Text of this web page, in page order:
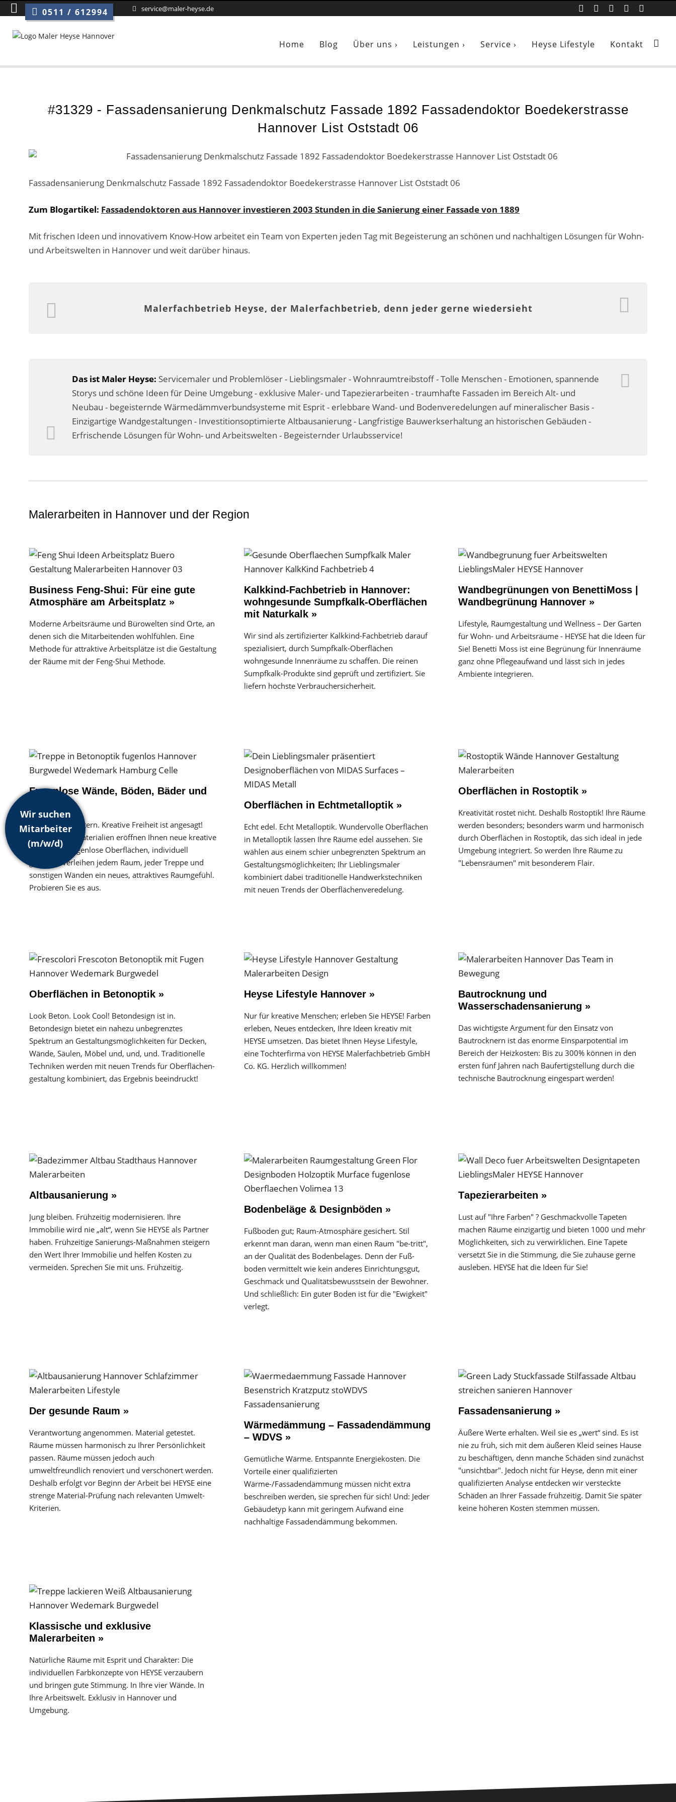
Sie sind hier:Fassadensanierung Denkmalschutz Fassade 1892 Fassadendoktor Boedekerstrasse Hannover List Oststadt 06
0511 / 612994 service@maler-heyse.de
Home Blog Über uns › Leistungen › Service › Heyse Lifestyle Kontakt
#31329 - Fassadensanierung Denkmalschutz Fassade 1892 Fassadendoktor Boedekerstrasse
Hannover List Oststadt 06
Fassadensanierung Denkmalschutz Fassade 1892 Fassadendoktor Boedekerstrasse Hannover List Oststadt 06
Zum Blogartikel: Fassadendoktoren aus Hannover investieren 2003 Stunden in die Sanierung einer Fassade von 1889
Mit frischen Ideen und innovativem Know-How arbeitet ein Team von Experten jeden Tag mit Begeisterung an schönen und nachhaltigen Lösungen für Wohn-
und Arbeitswelten in Hannover und weit darüber hinaus.
Malerfachbetrieb Heyse, der Malerfachbetrieb, denn jeder gerne wiedersieht
Das ist Maler Heyse: Servicemaler und Problemlöser - Lieblingsmaler - Wohnraumtreibstoff - Tolle Menschen - Emotionen, spannende
Storys und schöne Ideen für Deine Umgebung - exklusive Maler- und Tapezierarbeiten - traumhafte Fassaden im Bereich Alt- und
Neubau - begeisternde Wärmedämmverbundsysteme mit Esprit - erlebbare Wand- und Bodenveredelungen auf mineralischer Basis -
Einzigartige Wandgestaltungen - Investitionsoptimierte Altbausanierung - Langfristige Bauwerkserhaltung an historischen Gebäuden -
Erfrischende Lösungen für Wohn- und Arbeitswelten - Begeisternder Urlaubsservice!
Malerarbeiten in Hannover und der Region
Business Feng-Shui: Für eine gute
Atmosphäre am Arbeitsplatz »
Moderne Arbeitsräume und Bürowelten sind Orte, an
denen sich die Mitarbeitenden wohlfühlen. Eine
Methode für attraktive Arbeitsplätze ist die Gestaltung
der Räume mit der Feng-Shui Methode.
Kalkkind-Fachbetrieb in Hannover:
wohngesunde Sumpfkalk-Oberflächen
mit Naturkalk »
Wir sind als zertifizierter Kalkkind-Fachbetrieb darauf
spezialisiert, durch Sumpfkalk-Oberflächen
wohngesunde Innenräume zu schaffen. Die reinen
Sumpfkalk-Produkte sind geprüft und zertifiziert. Sie
liefern höchste Verbrauchersicherheit.
Wandbegrünungen von BenettiMoss |
Wandbegrünung Hannover »
Lifestyle, Raumgestaltung und Wellness – Der Garten
für Wohn- und Arbeitsräume - HEYSE hat die Ideen für
Sie! Benetti Moss ist eine Begrünung für Innenräume
ganz ohne Pflegeaufwand und lässt sich in jedes
Ambiente integrieren.
Fugenlose Wände, Böden, Bäder und
Treppen »
Farblos war gestern. Kreative Freiheit ist angesagt!
Hochwertige Materialien eröffnen Ihnen neue kreative
Freiheiten. Fugenlose Oberflächen, individuell
gestaltet, verleihen jedem Raum, jeder Treppe und
sonstigen Wänden ein neues, attraktives Raumgefühl.
Probieren Sie es aus.
Oberflächen in Echtmetalloptik »
Echt edel. Echt Metalloptik. Wundervolle Oberflächen
in Metalloptik lassen Ihre Räume edel aussehen. Sie
wählen aus einem schier unbegrenzten Spektrum an
Gestaltungs­möglichkeiten; Ihr Lieblingsmaler
kombiniert dabei traditionelle Handwerks­techniken
mit neuen Trends der Oberflächen­veredelung.
Oberflächen in Rostoptik »
Kreativität rostet nicht. Deshalb Rostoptik! Ihre Räume
werden besonders; besonders warm und harmonisch
durch Oberflächen in Rostoptik, das sich ideal in jede
Umgebung integriert. So werden Ihre Räume zu
"Lebensräumen" mit besonderem Flair.
Oberflächen in Betonoptik »
Look Beton. Look Cool! Betondesign ist in.
Betondesign bietet ein nahezu unbegrenztes
Spektrum an Gestaltungs­möglichkeiten für Decken,
Wände, Säulen, Möbel und, und, und. Traditionelle
Techniken werden mit neuen Trends für Oberflächen­
gestaltung kombiniert, das Ergebnis beeindruckt!
Heyse Lifestyle Hannover »
Nur für kreative Menschen; erleben Sie HEYSE! Farben
erleben, Neues entdecken, Ihre Ideen kreativ mit
HEYSE umsetzen. Das bietet Ihnen Heyse Lifestyle,
eine Tochterfirma von HEYSE Malerfachbetrieb GmbH
Co. KG. Herzlich willkommen!
Bautrocknung und
Wasserschadensanierung »
Das wichtigste Argument für den Einsatz von
Bautrocknern ist das enorme Einsparpotential im
Bereich der Heizkosten: Bis zu 300% können in den
ersten fünf Jahren nach Baufertigstellung durch die
technische Bautrocknung eingespart werden!
Altbausanierung »
Jung bleiben. Frühzeitig modernisieren. Ihre
Immobilie wird nie „alt“, wenn Sie HEYSE als Partner
haben. Frühzeitige Sanierungs-Maßnahmen steigern
den Wert Ihrer Immobilie und helfen Kosten zu
vermeiden. Sprechen Sie mit uns. Frühzeitig.
Bodenbeläge & Designböden »
Fußboden gut; Raum-Atmosphäre gesichert. Stil
erkennt man daran, wenn man einen Raum "be-tritt",
an der Qualität des Boden­belages. Denn der Fuß­
boden vermittelt wie kein anderes Einrichtungs­gut,
Geschmack und Qualitäts­bewusstsein der Bewohner.
Und schließlich: Ein guter Boden ist für die "Ewigkeit"
verlegt.
Tapezierarbeiten »
Lust auf "Ihre Farben" ? Geschmackvolle Tapeten
machen Räume einzigartig und bieten 1000 und mehr
Möglichkeiten, sich zu verwirklichen. Eine Tapete
versetzt Sie in die Stimmung, die Sie zuhause gerne
ausleben. HEYSE hat die Ideen für Sie!
Der gesunde Raum »
Verantwortung angenommen. Material getestet.
Räume müssen harmonisch zu Ihrer Persönlichkeit
passen. Räume müssen jedoch auch
umweltfreundlich renoviert und verschönert werden.
Deshalb erfolgt vor Beginn der Arbeit bei HEYSE eine
strenge Material-Prüfung nach relevanten Umwelt-
Kriterien.
Wärmedämmung – Fassadendämmung
– WDVS »
Gemütliche Wärme. Entspannte Energiekosten. Die
Vorteile einer qualifizierten
Wärme-/Fassadendämmung müssen nicht extra
beschreiben werden, sie sprechen für sich! Und: Jeder
Gebäudetyp kann mit geringem Aufwand eine
nachhaltige Fassadendämmung bekommen.
Fassadensanierung »
Äußere Werte erhalten. Weil sie es „wert“ sind. Es ist
nie zu früh, sich mit dem äußeren Kleid seines Hause
zu beschäftigen, denn manche Schäden sind zunächst
"unsichtbar". Jedoch nicht für Heyse, denn mit einer
qualifizierten Analyse entdecken wir versteckte
Schäden an Ihrer Fassade frühzeitig. Damit Sie später
keine höheren Kosten stemmen müssen.
Klassische und exklusive
Malerarbeiten »
Natürliche Räume mit Esprit und Charakter: Die
individuellen Farbkonzepte von HEYSE verzaubern
und bringen gute Stimmung. In Ihre vier Wände. In
Ihre Arbeitswelt. Exklusiv in Hannover und
Umgebung.
Wir suchen
Mitarbeiter
(m/w/d)